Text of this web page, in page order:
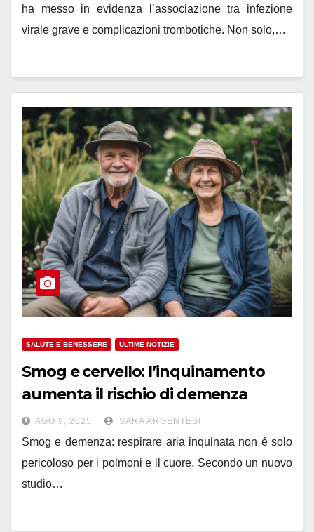
ha messo in evidenza l’associazione tra infezione
virale grave e complicazioni trombotiche. Non solo,…
SALUTE E BENESSERE ULTIME NOTIZIE
Smog e cervello: l’inquinamento
aumenta il rischio di demenza
AGO 9, 2025 SARA ARGENTESI
Smog e demenza: respirare aria inquinata non è solo
pericoloso per i polmoni e il cuore. Secondo un nuovo
studio…